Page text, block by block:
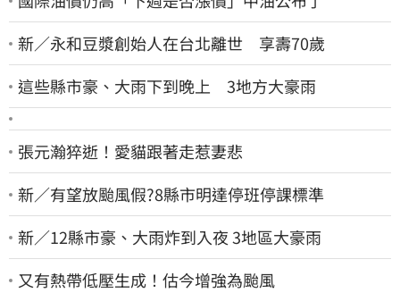
新／永和豆漿創始人在台北離世 享壽70歲
這些縣市豪、大雨下到晚上 3地方大豪雨
張元瀚猝逝！愛貓跟著走惹妻悲
新／有望放颱風假?8縣市明達停班停課標準
新／12縣市豪、大雨炸到入夜 3地區大豪雨
又有熱帶低壓生成！估今增強為颱風